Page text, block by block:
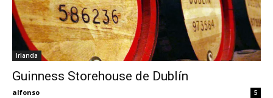
My
Irlanda
Guinness Storehouse de Dublín
alfonso 5